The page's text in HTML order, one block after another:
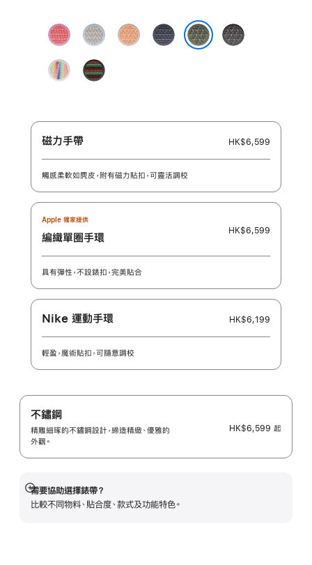
色:
亮
番
石
榴
藍
霧
色
哈
密
錨
鐵
深
灰
Pride
Edition
Black
Unity
之
韻
磁力手帶 HK$6,599
觸感柔軟如麂皮，附有磁力貼扣，可靈活調校
Apple 獨家提供
編織單圈手環
HK$6,599
具有彈性，不設錶扣，完美貼合
Nike 運動手環 HK$6,199
輕盈，魔術貼扣，可隨意調校
不鏽鋼
精雕細琢的不鏽鋼設計，締造精緻、優雅的
外觀。
HK$6,599 起
需要協助選擇錶帶？
比較不同物料、貼合度、款式及功能特色。
顯
示